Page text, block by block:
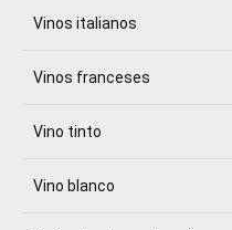
Vinos italianos
Vinos franceses
Vino tinto
Vino blanco